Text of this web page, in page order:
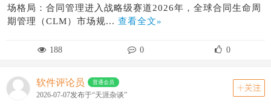
场格局：合同管理进入战略级赛道2026年，全球合同生命周
期管理（CLM）市场规... 查看全文»
188 0 0
软件评论员 普通会员
2026-07-07发布于“天涯杂谈”
关注